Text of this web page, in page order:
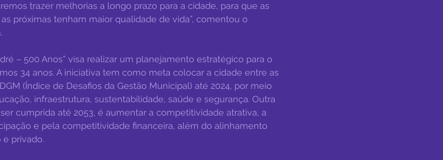
trazer melhorias a longo prazo para a cidade, para que as
próximas tenham maior qualidade de vida”, comentou o
– 500 Anos” visa realizar um planejamento estratégico para o
34 anos. A iniciativa tem como meta colocar a cidade entre as
(Índice de Desafios da Gestão Municipal) até 2024, por meio
infraestrutura, sustentabilidade, saúde e segurança. Outra
cumprida até 2053, é aumentar a competitividade atrativa, a
e pela competitividade financeira, além do alinhamento
privado.